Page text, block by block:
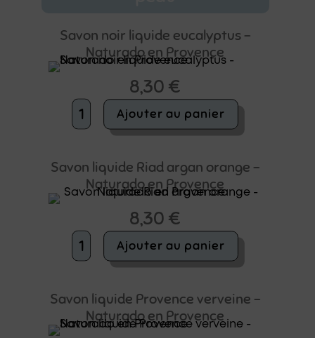
Savon noir liquide eucalyptus –
Naturado en Provence
8,30 €
quantité
de
liquide
eucalyptus
-
Provence
Ajouter au panier
Savon liquide Riad argan orange –
Naturado en Provence
8,30 €
quantité
de
argan
orange
Ajouter au panier
Savon liquide Provence verveine –
Naturado en Provence